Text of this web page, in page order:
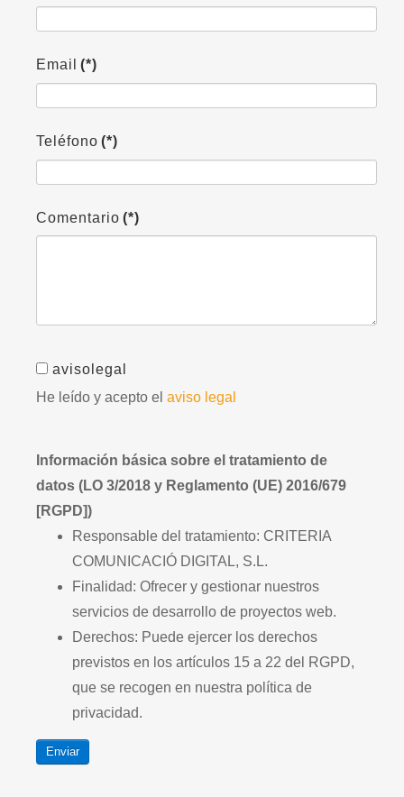
Email (*)
Teléfono (*)
Comentario (*)
avisolegal
He leído y acepto el aviso legal
Información básica sobre el tratamiento de
datos (LO 3/2018 y Reglamento (UE) 2016/679
[RGPD])
Responsable del tratamiento: CRITERIA
COMUNICACIÓ DIGITAL, S.L.
Finalidad: Ofrecer y gestionar nuestros
servicios de desarrollo de proyectos web.
Derechos: Puede ejercer los derechos
previstos en los artículos 15 a 22 del RGPD,
que se recogen en nuestra política de
privacidad.
Enviar